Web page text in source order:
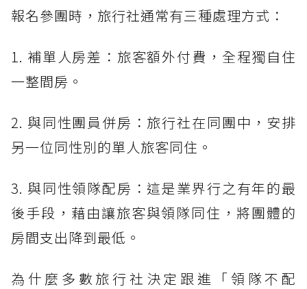
報名參團時，旅行社通常有三種處理方式：
1. 補單人房差：旅客額外付費，全程獨自住
一整間房。
2. 與同性團員併房：旅行社在同團中，安排
另一位同性別的單人旅客同住。
3. 與同性領隊配房：這是業界行之有年的最
後手段，藉由讓旅客與領隊同住，將團體的
房間支出降到最低。
為什麼多數旅行社決定跟進「領隊不配